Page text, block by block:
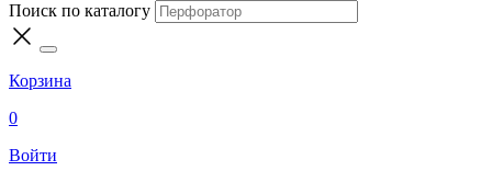
Поиск по каталогу
Корзина
0
Войти